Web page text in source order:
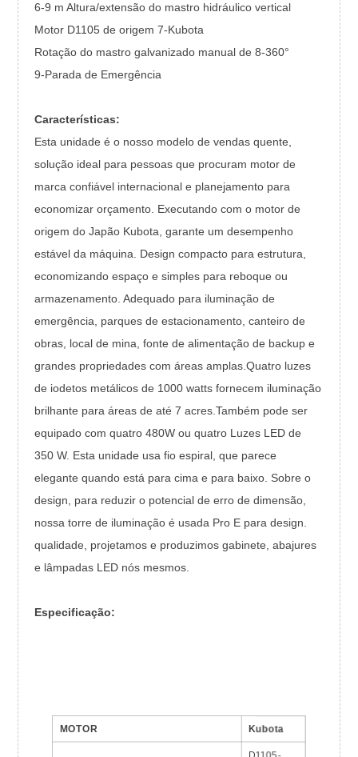
6-9 m Altura/extensão do mastro hidráulico vertical
Motor D1105 de origem 7-Kubota
Rotação do mastro galvanizado manual de 8-360°
9-Parada de Emergência
Características:
Esta unidade é o nosso modelo de vendas quente,
solução ideal para pessoas que procuram motor de
marca confiável internacional e planejamento para
economizar orçamento. Executando com o motor de
origem do Japão Kubota, garante um desempenho
estável da máquina. Design compacto para estrutura,
economizando espaço e simples para reboque ou
armazenamento. Adequado para iluminação de
emergência, parques de estacionamento, canteiro de
obras, local de mina, fonte de alimentação de backup e
grandes propriedades com áreas amplas.Quatro luzes
de iodetos metálicos de 1000 watts fornecem iluminação
brilhante para áreas de até 7 acres.Também pode ser
equipado com quatro 480W ou quatro Luzes LED de
350 W. Esta unidade usa fio espiral, que parece
elegante quando está para cima e para baixo. Sobre o
design, para reduzir o potencial de erro de dimensão,
nossa torre de iluminação é usada Pro E para design.
qualidade, projetamos e produzimos gabinete, abajures
e lâmpadas LED nós mesmos.
Especificação:
MOTOR Kubota